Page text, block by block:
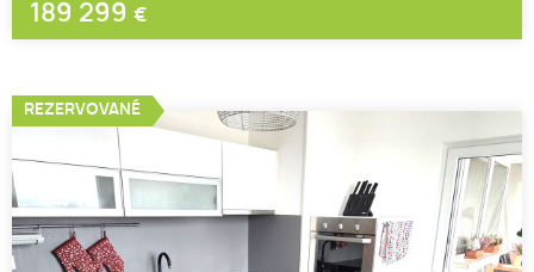
189 299 €
REZERVOVANÉ